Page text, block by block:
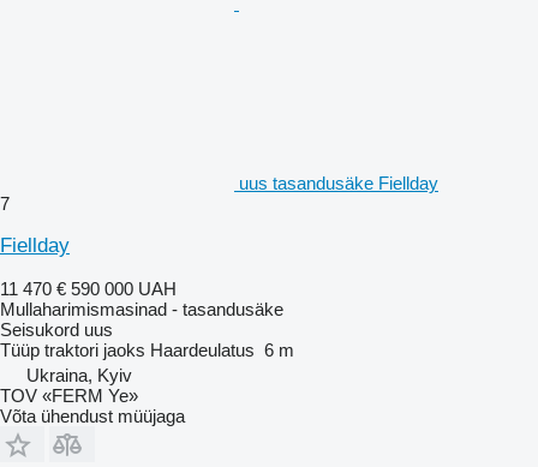
uus tasandusäke Fiellday
7
Fiellday
11 470 € 590 000 UAH
Mullaharimismasinad - tasandusäke
Seisukord uus
Tüüp traktori jaoks Haardeulatus 6 m
Ukraina, Kyiv
TOV «FERM Ye»
Võta ühendust müüjaga